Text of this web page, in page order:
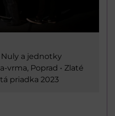
a jednotky
vrma, Poprad • Zlaté
priadka 2023